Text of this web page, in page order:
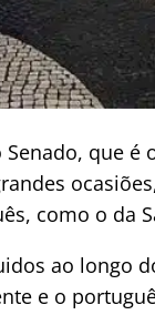
que
como o da
ao longo
e o